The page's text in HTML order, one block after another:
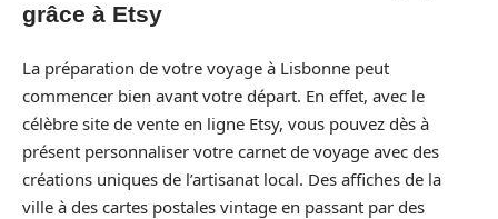
grâce à Etsy
La préparation de votre voyage à Lisbonne peut
commencer bien avant votre départ. En effet, avec le
célèbre site de vente en ligne Etsy, vous pouvez dès à
présent personnaliser votre carnet de voyage avec des
créations uniques de l’artisanat local. Des affiches de la
ville à des cartes postales vintage en passant par des